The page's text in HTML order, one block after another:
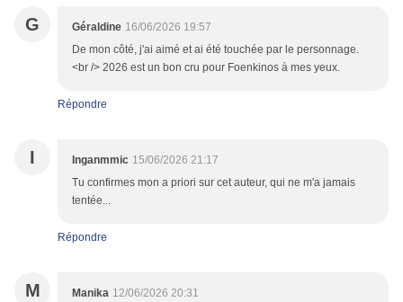
G Géraldine 16/06/2026 19:57
De mon côté, j'ai aimé et ai été touchée par le personnage.
<br /> 2026 est un bon cru pour Foenkinos à mes yeux.
Répondre
I Inganmmic 15/06/2026 21:17
Tu confirmes mon a priori sur cet auteur, qui ne m'a jamais
tentée...
Répondre
M Manika 12/06/2026 20:31